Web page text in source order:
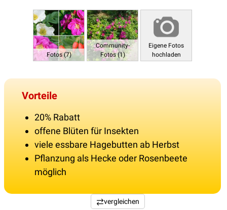
Fotos (7)
Community-
Fotos (1)
Eigene Fotos
hochladen
Vorteile
20% Rabatt
offene Blüten für Insekten
viele essbare Hagebutten ab Herbst
Pflanzung als Hecke oder Rosenbeete
möglich
vergleichen